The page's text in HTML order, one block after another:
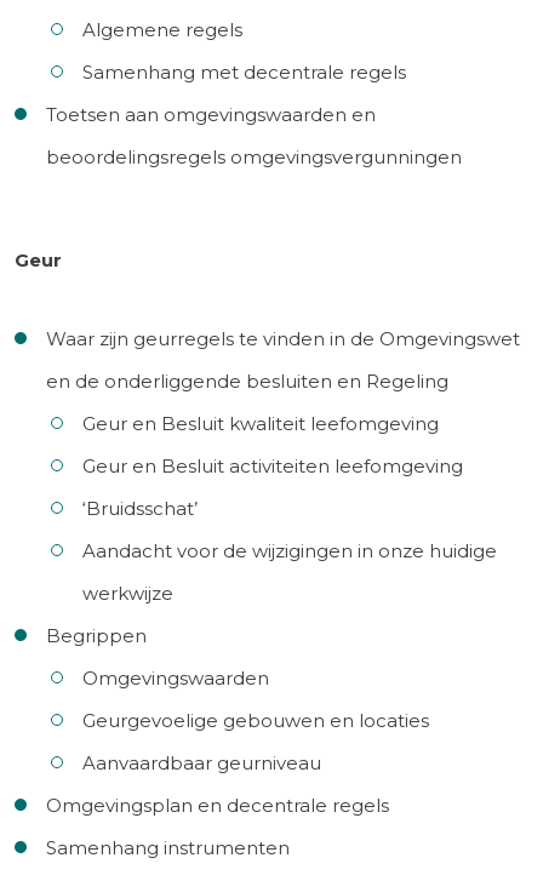
Algemene regels
Samenhang met decentrale regels
Toetsen aan omgevingswaarden en
beoordelingsregels omgevingsvergunningen
Geur
Waar zijn geurregels te vinden in de Omgevingswet
en de onderliggende besluiten en Regeling
Geur en Besluit kwaliteit leefomgeving
Geur en Besluit activiteiten leefomgeving
‘Bruidsschat’
Aandacht voor de wijzigingen in onze huidige
werkwijze
Begrippen
Omgevingswaarden
Geurgevoelige gebouwen en locaties
Aanvaardbaar geurniveau
Omgevingsplan en decentrale regels
Samenhang instrumenten